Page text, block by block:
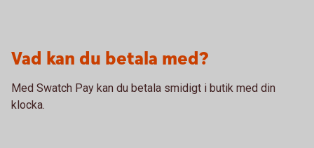
Vad kan du betala med?
Med Swatch Pay kan du betala smidigt i butik med din
klocka.